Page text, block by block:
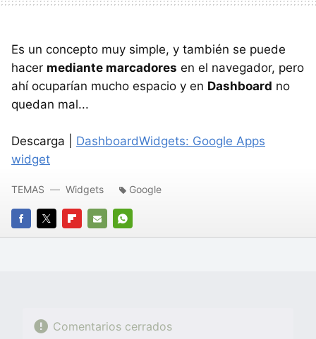
Es un concepto muy simple, y también se puede
hacer mediante marcadores en el navegador, pero
ahí ocuparían mucho espacio y en Dashboard no
quedan mal...
Descarga | DashboardWidgets: Google Apps
widget
FACEBOOK
TWITTERFLIPBOARD
E-
WHATSAPP
TEMAS Widgets Google
Comentarios cerrados